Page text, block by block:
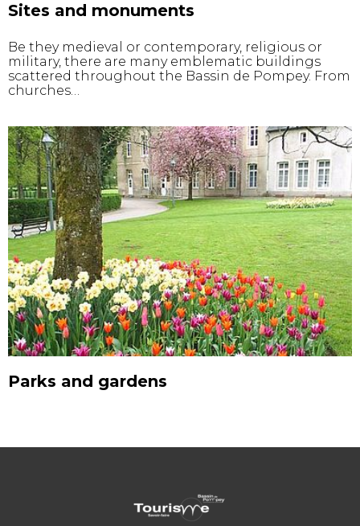
Sites and monuments
Be they medieval or contemporary, religious or
military, there are many emblematic buildings
scattered throughout the Bassin de Pompey. From
churches…
Parks and gardens